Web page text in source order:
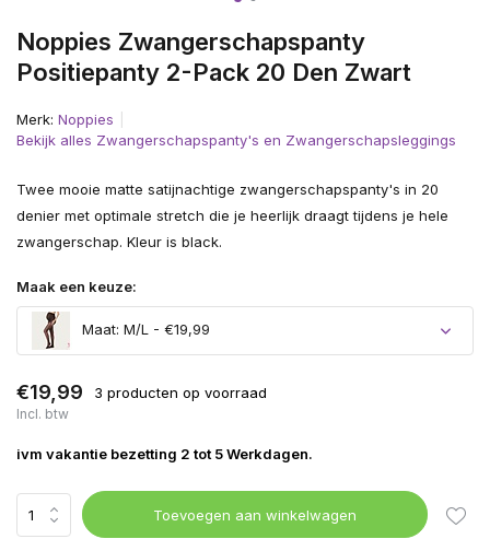
Noppies Zwangerschapspanty
Positiepanty 2-Pack 20 Den Zwart
Merk: Noppies
Bekijk alles Zwangerschapspanty's en Zwangerschapsleggings
Twee mooie matte satijnachtige zwangerschapspanty's in 20
denier met optimale stretch die je heerlijk draagt tijdens je hele
zwangerschap. Kleur is black.
Maak een keuze:
Maat: M/L - €19,99
€19,99 3 producten op voorraad
Incl. btw
ivm vakantie bezetting 2 tot 5 Werkdagen.
Toevoegen aan winkelwagen